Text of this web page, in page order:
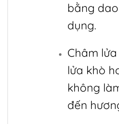
bằng
dụng.
Châm
lửa khò
không
đến